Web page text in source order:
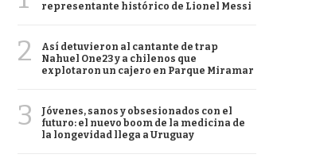
representante histórico de Lionel Messi
2
Así detuvieron al cantante de trap
Nahuel One23 y a chilenos que
explotaron un cajero en Parque Miramar
3
Jóvenes, sanos y obsesionados con el
futuro: el nuevo boom de la medicina de
la longevidad llega a Uruguay